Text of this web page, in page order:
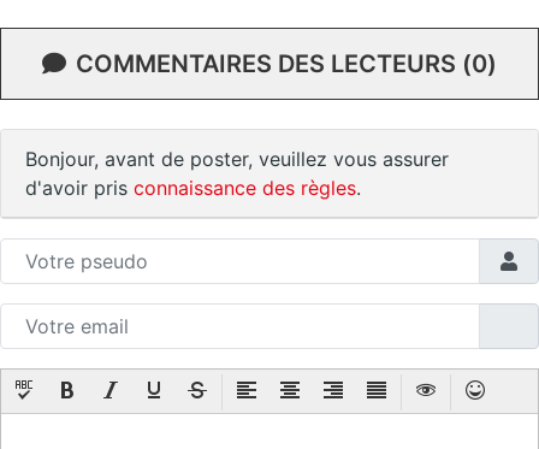
COMMENTAIRES DES LECTEURS (0)
Bonjour, avant de poster, veuillez vous assurer
d'avoir pris connaissance des règles.